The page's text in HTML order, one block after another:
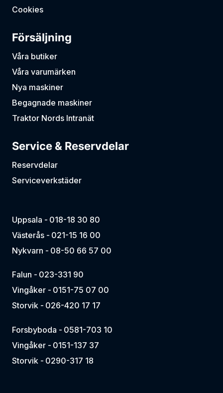
Cookies
Försäljning
Våra butiker
Våra varumärken
Nya maskiner
Begagnade maskiner
Traktor Nords Intranät
Service & Reservdelar
Reservdelar
Serviceverkstäder
Uppsala - 018-18 30 80
Västerås - 021-15 16 00
Nykvarn - 08-50 66 57 00
Falun - 023-331 90
Vingåker - 0151-75 07 00
Storvik - 026-420 17 17
Forsbyboda - 0581-703 10
Vingåker - 0151-137 37
Storvik - 0290-317 18